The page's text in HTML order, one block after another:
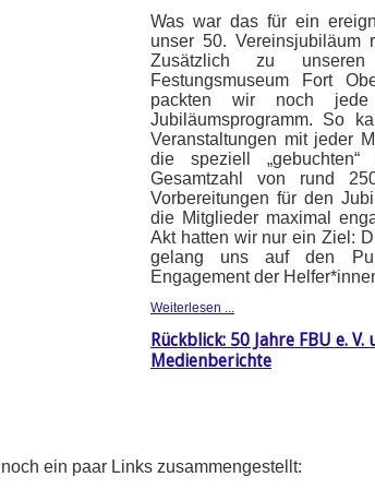
Was war das für ein
unser 50. Vereinsjubiläum
Zusätzlich zu unseren
Festungsmuseum Fort
packten wir noch jede
Jubiläumsprogramm. So
Veranstaltungen mit jeder
die speziell
Gesamtzahl von rund
Vorbereitungen für den
die Mitglieder maximal
Akt hatten wir nur ein Ziel:
gelang uns auf den
Engagement der
Weiterlesen ...
Rückblick: 50 Jahre FBU e.
Medienberichte
ein paar Links zusammengestellt: